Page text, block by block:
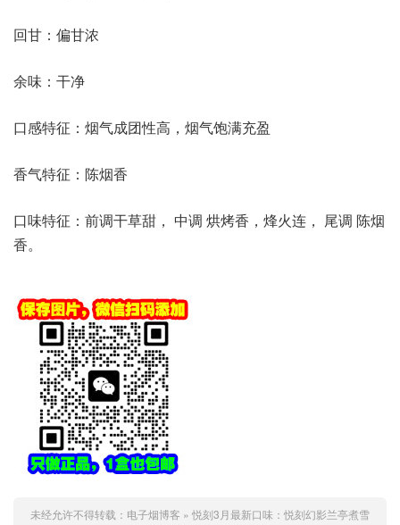
回甘：偏甘浓
余味：干净
口感特征：烟气成团性高，烟气饱满充盈
香气特征：陈烟香
口味特征：前调干草甜， 中调 烘烤香，烽火连， 尾调 陈烟
香。
未经允许不得转载： 电子烟博客 » 悦刻3月最新口味：悦刻幻影兰亭煮雪